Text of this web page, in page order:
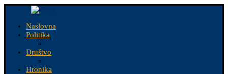
Naslovna
Politika
Društvo
Hronika